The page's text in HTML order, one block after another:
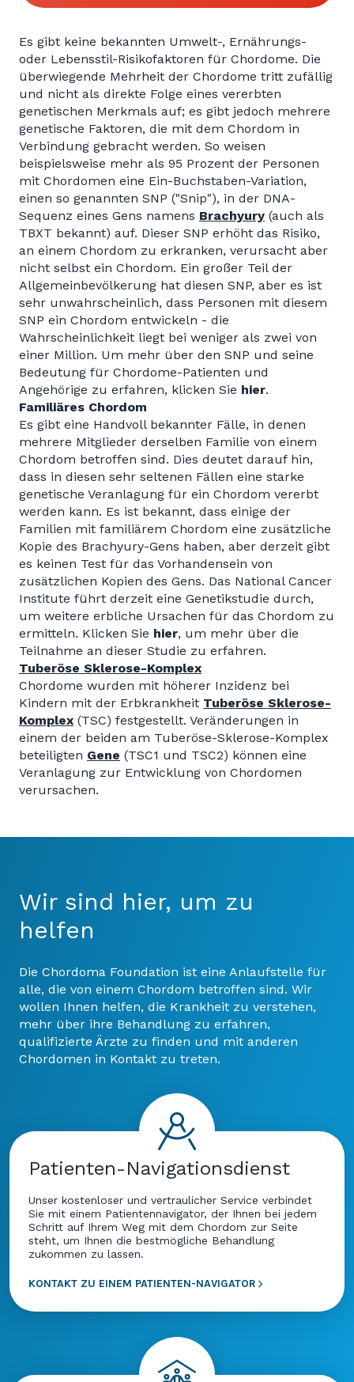
Es gibt keine bekannten Umwelt-, Ernährungs-
oder Lebensstil-Risikofaktoren für Chordome. Die
überwiegende Mehrheit der Chordome tritt zufällig
und nicht als direkte Folge eines vererbten
genetischen Merkmals auf; es gibt jedoch mehrere
genetische Faktoren, die mit dem Chordom in
Verbindung gebracht werden. So weisen
beispielsweise mehr als 95 Prozent der Personen
mit Chordomen eine Ein-Buchstaben-Variation,
einen so genannten SNP ("Snip"), in der DNA-
Sequenz eines Gens namens Brachyury (auch als
TBXT bekannt) auf. Dieser SNP erhöht das Risiko,
an einem Chordom zu erkranken, verursacht aber
nicht selbst ein Chordom. Ein großer Teil der
Allgemeinbevölkerung hat diesen SNP, aber es ist
sehr unwahrscheinlich, dass Personen mit diesem
SNP ein Chordom entwickeln - die
Wahrscheinlichkeit liegt bei weniger als zwei von
einer Million. Um mehr über den SNP und seine
Bedeutung für Chordome-Patienten und
Angehörige zu erfahren, klicken Sie hier.
Familiäres Chordom
Es gibt eine Handvoll bekannter Fälle, in denen
mehrere Mitglieder derselben Familie von einem
Chordom betroffen sind. Dies deutet darauf hin,
dass in diesen sehr seltenen Fällen eine starke
genetische Veranlagung für ein Chordom vererbt
werden kann. Es ist bekannt, dass einige der
Familien mit familiärem Chordom eine zusätzliche
Kopie des Brachyury-Gens haben, aber derzeit gibt
es keinen Test für das Vorhandensein von
zusätzlichen Kopien des Gens. Das National Cancer
Institute führt derzeit eine Genetikstudie durch,
um weitere erbliche Ursachen für das Chordom zu
ermitteln. Klicken Sie hier, um mehr über die
Teilnahme an dieser Studie zu erfahren.
Tuberöse Sklerose-Komplex
Chordome wurden mit höherer Inzidenz bei
Kindern mit der Erbkrankheit Tuberöse Sklerose-
Komplex (TSC) festgestellt. Veränderungen in
einem der beiden am Tuberöse-Sklerose-Komplex
beteiligten Gene (TSC1 und TSC2) können eine
Veranlagung zur Entwicklung von Chordomen
verursachen.
Wir sind hier, um zu
helfen
Die Chordoma Foundation ist eine Anlaufstelle für
alle, die von einem Chordom betroffen sind. Wir
wollen Ihnen helfen, die Krankheit zu verstehen,
mehr über ihre Behandlung zu erfahren,
qualifizierte Ärzte zu finden und mit anderen
Chordomen in Kontakt zu treten.
Patienten-Navigationsdienst
Unser kostenloser und vertraulicher Service verbindet
Sie mit einem Patientennavigator, der Ihnen bei jedem
Schritt auf Ihrem Weg mit dem Chordom zur Seite
steht, um Ihnen die bestmögliche Behandlung
zukommen zu lassen.
KONTAKT ZU EINEM PATIENTEN-NAVIGATOR